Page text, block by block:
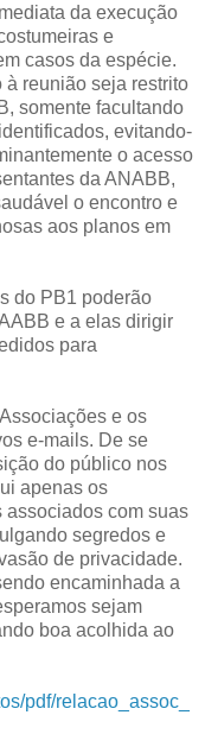
da execução
e
casos da espécie.
à reunião seja restrito
somente facultando
evitando-
o acesso
da ANABB,
o encontro e
aos planos em
do PB1 poderão
e a elas dirigir
para
e os
e-mails. De se
do público nos
apenas os
associados com suas
segredos e
de privacidade.
encaminhada a
sejam
boa acolhida ao
pdf/relacao_assoc_